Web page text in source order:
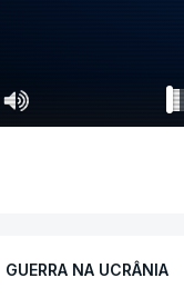
GUERRA NA UCRÂNIA